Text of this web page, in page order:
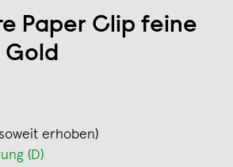
Paper Clip feine
Gold
erhoben)
(D)